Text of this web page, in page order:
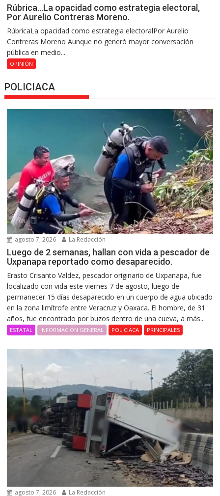
Rúbrica…La opacidad como estrategia electoral,
Por Aurelio Contreras Moreno.
RúbricaLa opacidad como estrategia electoralPor Aurelio
Contreras Moreno Aunque no generó mayor conversación
pública en medio...
OPINIÓN
POLICIACA
agosto 7, 2026 La Redacción
Luego de 2 semanas, hallan con vida a pescador de
Uxpanapa reportado como desaparecido.
Erasto Crisanto Valdez, pescador originario de Uxpanapa, fue
localizado con vida este viernes 7 de agosto, luego de
permanecer 15 días desaparecido en un cuerpo de agua ubicado
en la zona limítrofe entre Veracruz y Oaxaca. El hombre, de 31
años, fue encontrado por buzos dentro de una cueva, a más...
ESTATAL INFORMACIÓN GENERAL POLICIACA PRINCIPALES
agosto 7, 2026 La Redacción